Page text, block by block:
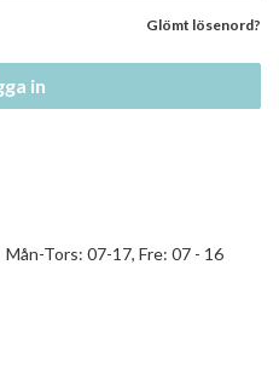
Glömt lösenord?
in
Tors: 07-17, Fre: 07 - 16